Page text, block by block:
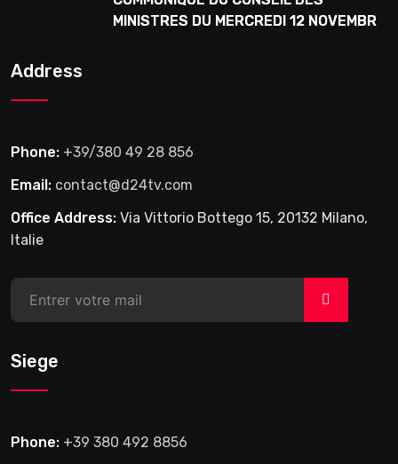
MINISTRES DU MERCREDI 12 NOVEMBRE
Address
Phone: +39/380 49 28 856
Email: contact@d24tv.com
Office Address: Via Vittorio Bottego 15, 20132 Milano,
Italie
>
Siege
Phone: +39 380 492 8856